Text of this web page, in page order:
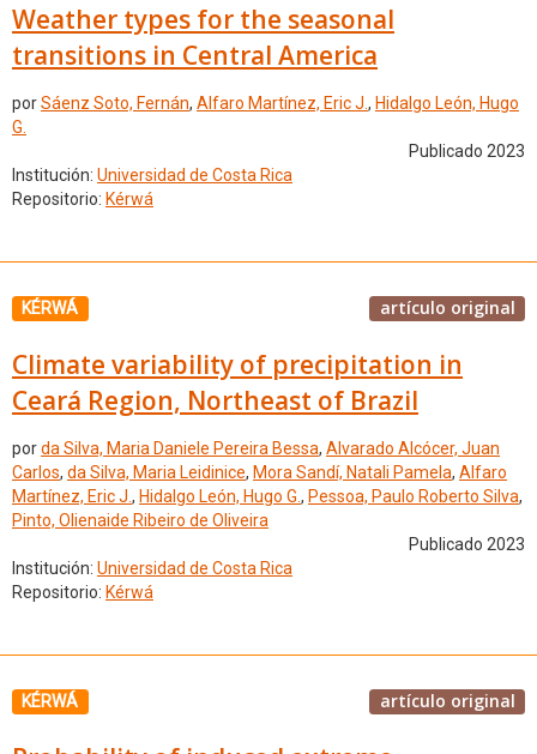
Weather types for the seasonal
transitions in Central America
porSáenz Soto, Fernán, Alfaro Martínez, Eric J., Hidalgo León, Hugo
G.
Publicado 2023
Institución: Universidad de Costa Rica
Repositorio: Kérwá
KÉRWÁ artículo original
Climate variability of precipitation in
Ceará Region, Northeast of Brazil
porda Silva, Maria Daniele Pereira Bessa, Alvarado Alcócer, Juan
Carlos, da Silva, Maria Leidinice, Mora Sandí, Natali Pamela, Alfaro
Martínez, Eric J., Hidalgo León, Hugo G., Pessoa, Paulo Roberto Silva,
Pinto, Olienaide Ribeiro de Oliveira
Publicado 2023
Institución: Universidad de Costa Rica
Repositorio: Kérwá
KÉRWÁ artículo original